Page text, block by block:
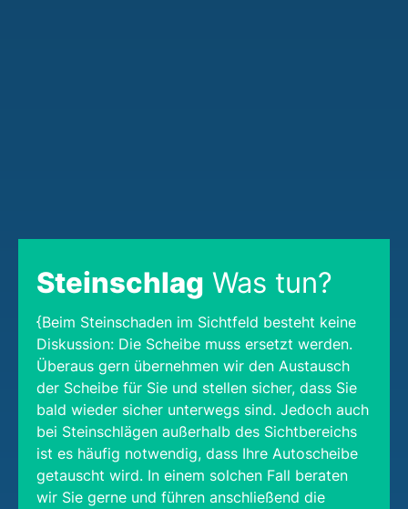
Steinschlag Was tun?
{Beim Steinschaden im Sichtfeld besteht keine
Diskussion: Die Scheibe muss ersetzt werden.
Überaus gern übernehmen wir den Austausch
der Scheibe für Sie und stellen sicher, dass Sie
bald wieder sicher unterwegs sind. Jedoch auch
bei Steinschlägen außerhalb des Sichtbereichs
ist es häufig notwendig, dass Ihre Autoscheibe
getauscht wird. In einem solchen Fall beraten
wir Sie gerne und führen anschließend die